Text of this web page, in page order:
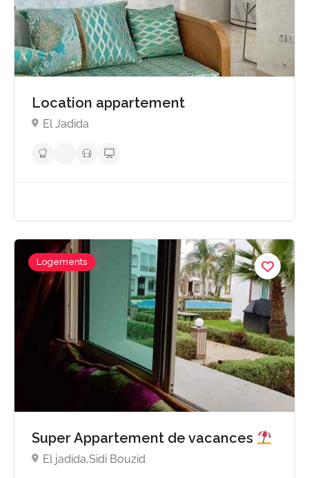
Location appartement
El Jadida
Logements
Super Appartement de vacances
El jadida,Sidi Bouzid